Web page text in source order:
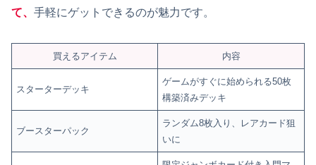
て、 手軽にゲットできるのが魅力です。
買えるアイテム 内容
スターターデッキ
ゲームがすぐに始められる50枚
構築済みデッキ
ブースターパック
ランダム8枚入り、レアカード狙
いに